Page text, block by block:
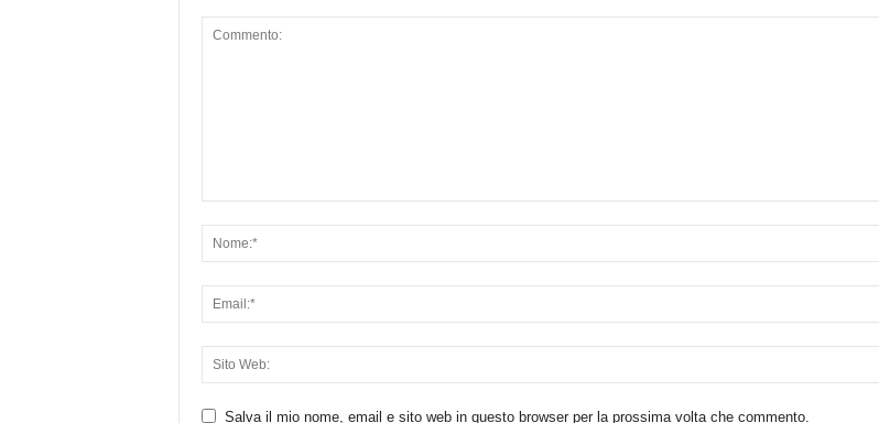
Salva il mio nome, email e sito web in questo browser per la prossima volta che commento.